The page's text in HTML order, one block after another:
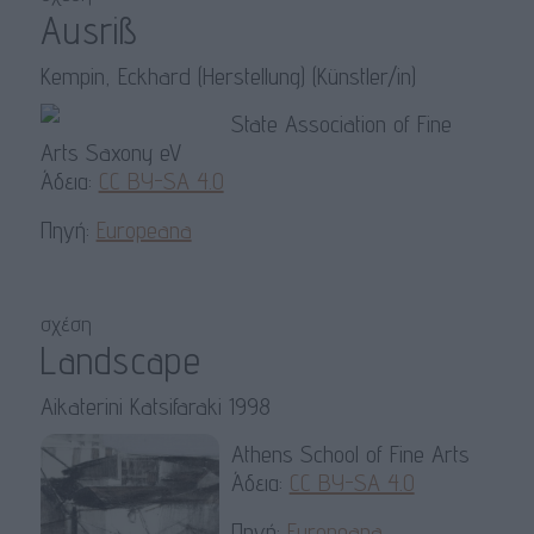
Ausriß
Kempin, Eckhard (Herstellung) (Künstler/in)
State Association of Fine
Arts Saxony eV
Άδεια: CC BY-SA 4.0
Πηγή: Europeana
σχέση
Landscape
Aikaterini Katsifaraki 1998
Athens School of Fine Arts
Άδεια: CC BY-SA 4.0